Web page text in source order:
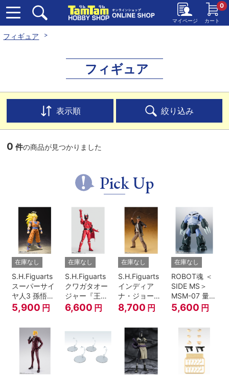
マイページ カート
0
フィギュア
フィギュア
表示順 絞り込み
0 件の商品が見つかりました
Pick Up
在庫なし
S.H.Figuarts
スーパーサイ
ヤ人3 孫悟空
『ドラゴンボ
ールZ』
5,900 円
在庫なし
S.H.Figuarts
クワガタオー
ジャー『王様
戦隊キングオ
ージャー』
6,600 円
在庫なし
S.H.Figuarts
インディア
ナ・ジョーン
ズ（レイダー
ス/失われたア
櫃》）
8,700 円
在庫なし
ROBOT魂 ＜
SIDE MS＞
MSM-07 量産
型ズゴック
ver.
5,600 円